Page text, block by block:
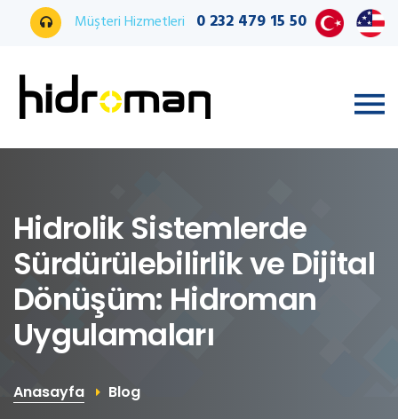
Müşteri Hizmetleri 0 232 479 15 50
Hidrolik Sistemlerde
Sürdürülebilirlik ve Dijital
Dönüşüm: Hidroman
Uygulamaları
Anasayfa Blog